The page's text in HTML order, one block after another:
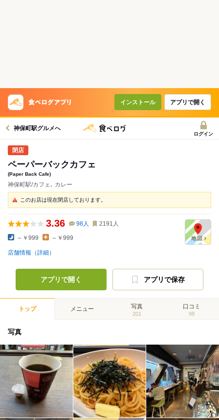
インストール アプリで開く
神保町駅グルメへ
ログイン
ペーパーバックカフェ
(Paper Back Cafe)
神保町駅/カフェ､ カレー
このお店は現在閉店しております。
3.36 98人 2191 人
～￥999 ～￥999
店舗情報（詳細）
アプリで開く アプリで保存
トップ メニュー 写真
201
口コミ
98
写真